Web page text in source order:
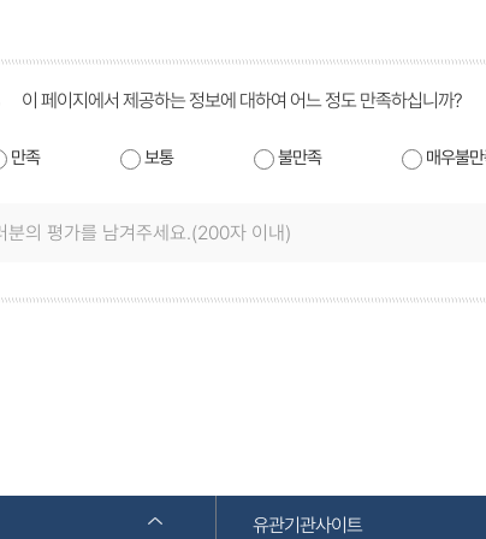
이 페이지에서 제공하는 정보에 대하여 어느 정도 만족하십니까?
만족 보통 불만족 매우불
유관기관사이트